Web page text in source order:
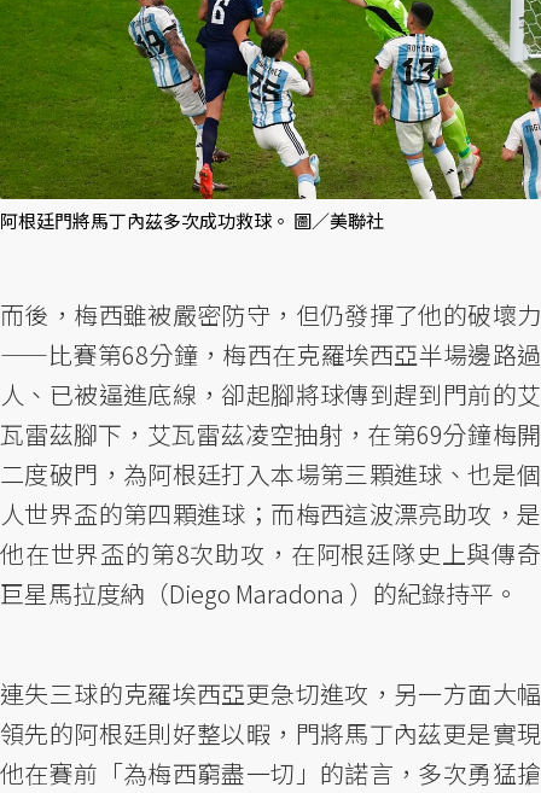
阿根廷門將馬丁內茲多次成功救球。 圖／美聯社
而後，梅西雖被嚴密防守，但仍發揮了他的破壞力
——比賽第68分鐘，梅西在克羅埃西亞半場邊路過
人、已被逼進底線，卻起腳將球傳到趕到門前的艾
瓦雷茲腳下，艾瓦雷茲凌空抽射，在第69分鐘梅開
二度破門，為阿根廷打入本場第三顆進球、也是個
人世界盃的第四顆進球；而梅西這波漂亮助攻，是
他在世界盃的第8次助攻，在阿根廷隊史上與傳奇
巨星馬拉度納（Diego Maradona ）的紀錄持平。
連失三球的克羅埃西亞更急切進攻，另一方面大幅
領先的阿根廷則好整以暇，門將馬丁內茲更是實現
他在賽前「為梅西窮盡一切」的諾言，多次勇猛搶